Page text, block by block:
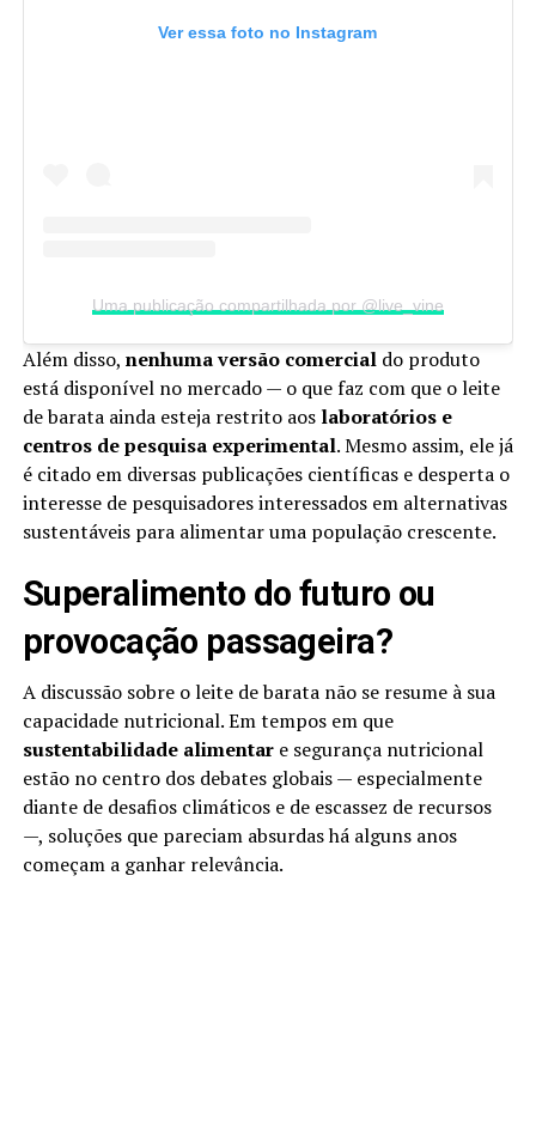
Ver essa foto no Instagram
Uma publicação compartilhada por @live_vine
Além disso, nenhuma versão comercialdo produto
está disponível no mercado — o que faz com que o leite
de barata ainda esteja restrito aos laboratórios e
centros de pesquisa experimental. Mesmo assim, ele já
é citado em diversas publicações científicas e desperta o
interesse de pesquisadores interessados em alternativas
sustentáveis para alimentar uma população crescente.
Superalimento do futuro ou
provocação passageira?
A discussão sobre o leite de barata não se resume à sua
capacidade nutricional. Em tempos em que
sustentabilidade alimentare segurança nutricional
estão no centro dos debates globais — especialmente
diante de desafios climáticos e de escassez de recursos
—, soluções que pareciam absurdas há alguns anos
começam a ganhar relevância.